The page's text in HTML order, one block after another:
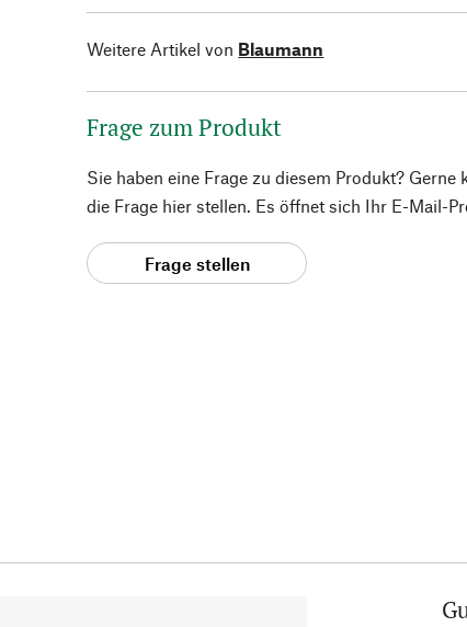
Weitere Artikel von Blaumann
Frage zum Produkt
Sie haben eine Frage zu diesem Produkt? Gerne
die Frage hier stellen. Es öffnet sich Ihr E-Mail-
Frage stellen